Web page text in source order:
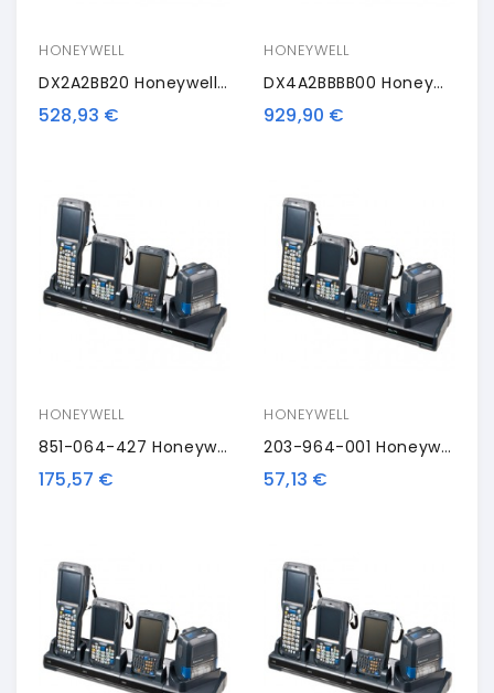
HONEYWELL
DX2A2BB20 Honeywell FlexDock Battery Charging Station, 4 Slots
528,93 €
HONEYWELL
DX4A2BBBB00 Honeywell FlexDock Battery Charging Station, 8 Slots
929,90 €
HONEYWELL
851-064-427 Honeywell Power Supply
175,57 €
HONEYWELL
203-964-001 Honeywell FlexDock Cup
57,13 €